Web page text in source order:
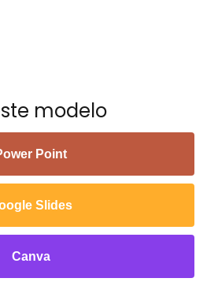
modelo
Point
Slides
Canva